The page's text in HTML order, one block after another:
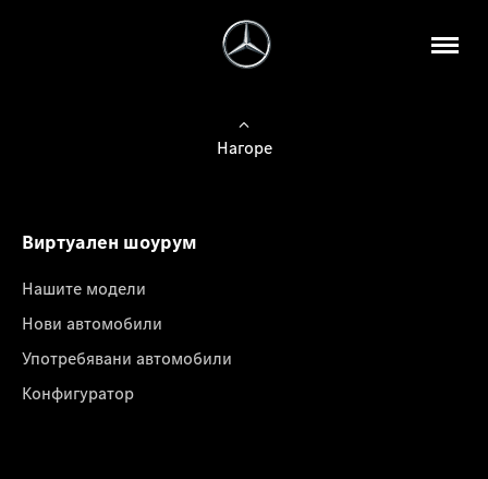
Нагоре
Виртуален шоурум
Нашите модели
Нови автомобили
Употребявани автомобили
Конфигуратор